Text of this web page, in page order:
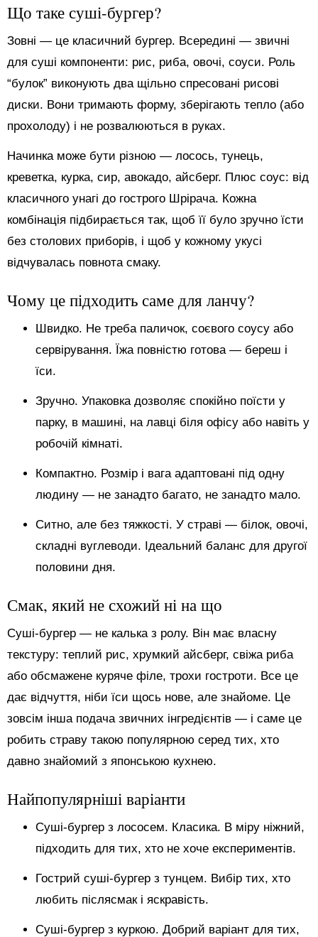
Що таке суші-бургер?
Зовні — це класичний бургер. Всередині — звичні
для суші компоненти: рис, риба, овочі, соуси. Роль
“булок” виконують два щільно спресовані рисові
диски. Вони тримають форму, зберігають тепло (або
прохолоду) і не розвалюються в руках.
Начинка може бути різною — лосось, тунець,
креветка, курка, сир, авокадо, айсберг. Плюс соус: від
класичного унагі до гострого Шрірача. Кожна
комбінація підбирається так, щоб її було зручно їсти
без столових приборів, і щоб у кожному укусі
відчувалась повнота смаку.
Чому це підходить саме для ланчу?
Швидко. Не треба паличок, соєвого соусу або
сервірування. Їжа повністю готова — береш і
їси.
Зручно. Упаковка дозволяє спокійно поїсти у
парку, в машині, на лавці біля офісу або навіть у
робочій кімнаті.
Компактно. Розмір і вага адаптовані під одну
людину — не занадто багато, не занадто мало.
Ситно, але без тяжкості. У страві — білок, овочі,
складні вуглеводи. Ідеальний баланс для другої
половини дня.
Смак, який не схожий ні на що
Суші-бургер — не калька з ролу. Він має власну
текстуру: теплий рис, хрумкий айсберг, свіжа риба
або обсмажене куряче філе, трохи гостроти. Все це
дає відчуття, ніби їси щось нове, але знайоме. Це
зовсім інша подача звичних інгредієнтів — і саме це
робить страву такою популярною серед тих, хто
давно знайомий з японською кухнею.
Найпопулярніші варіанти
Суші-бургер з лососем. Класика. В міру ніжний,
підходить для тих, хто не хоче експериментів.
Гострий суші-бургер з тунцем. Вибір тих, хто
любить післясмак і яскравість.
Суші-бургер з куркою. Добрий варіант для тих,